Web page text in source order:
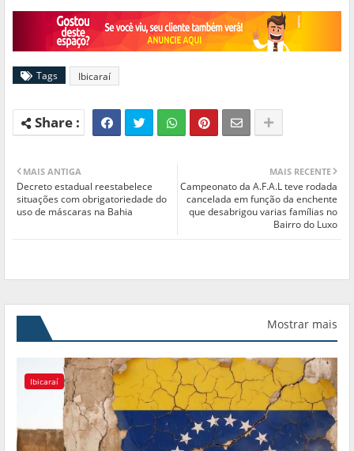
Tags Ibicaraí
MAIS RECENTE
Campeonato da A.F.A.L teve rodada
cancelada em função da enchente
que desabrigou varias famílias no
Bairro do Luxo
MAIS ANTIGA
Decreto estadual reestabelece
situações com obrigatoriedade do
uso de máscaras na Bahia
Mostrar mais
Ibicaraí